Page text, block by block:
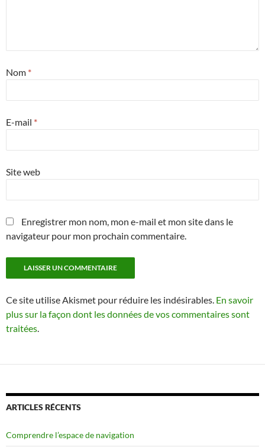
Nom *
E-mail *
Site web
Enregistrer mon nom, mon e-mail et mon site dans le
navigateur pour mon prochain commentaire.
Ce site utilise Akismet pour réduire les indésirables. En savoir
plus sur la façon dont les données de vos commentaires sont
traitées.
ARTICLES RÉCENTS
Comprendre l’espace de navigation